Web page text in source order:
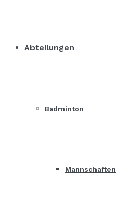
Abteilungen
Badminton
Mannschaften